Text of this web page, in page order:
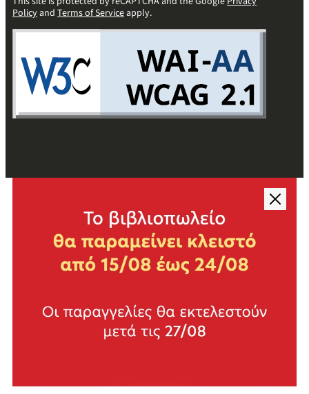
Policyand Terms of Serviceapply.